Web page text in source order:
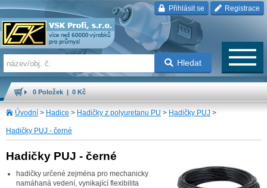
Přihlásit se Registrace
Hledat
0 Položek | 0 Kč
Úvodní > Hadice > Hadičky z polyuretanu PU > Hadičky PUJ >
Hadičky PUJ - černé
Hadičky PUJ - černé
hadičky určené zejména pro mechanicky
namáhaná vedení, vynikající flexibilita